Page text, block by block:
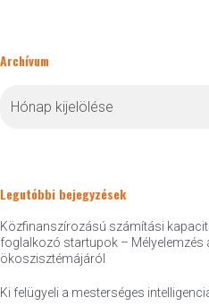
Archívum
Legutóbbi bejegyzések
Közfinanszírozású számítási
foglalkozó startupok – Mélyelemzés
ökoszisztémájáról
Ki felügyeli a mesterséges